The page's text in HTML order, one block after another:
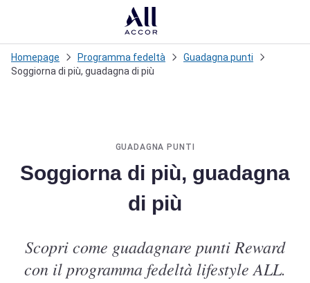
Homepage Programma fedeltà
Guadagna punti
Soggiorna di più, guadagna di più
GUADAGNA PUNTI
Soggiorna di più, guadagna
di più
Scopri come guadagnare punti Reward
con il programma fedeltà lifestyle ALL.